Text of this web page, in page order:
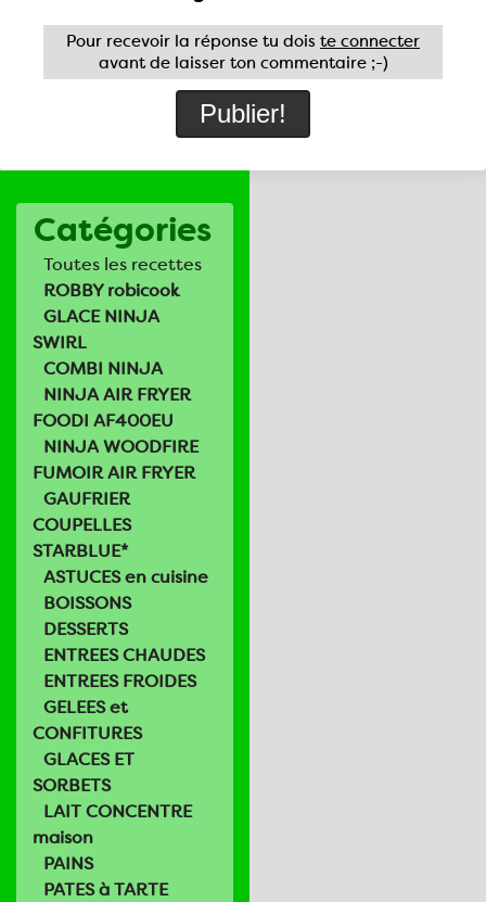
Catégories
Toutes les recettes
ROBBY robicook
GLACE NINJA
SWIRL
COMBI NINJA
NINJA AIR FRYER
FOODI AF400EU
NINJA WOODFIRE
FUMOIR AIR FRYER
GAUFRIER
COUPELLES
STARBLUE*
ASTUCES en cuisine
BOISSONS
DESSERTS
ENTREES CHAUDES
ENTREES FROIDES
GELEES et
CONFITURES
GLACES ET
SORBETS
LAIT CONCENTRE
maison
PAINS
PATES à TARTE
Pour recevoir la réponse tu dois te connecter
avant de laisser ton commentaire ;-)